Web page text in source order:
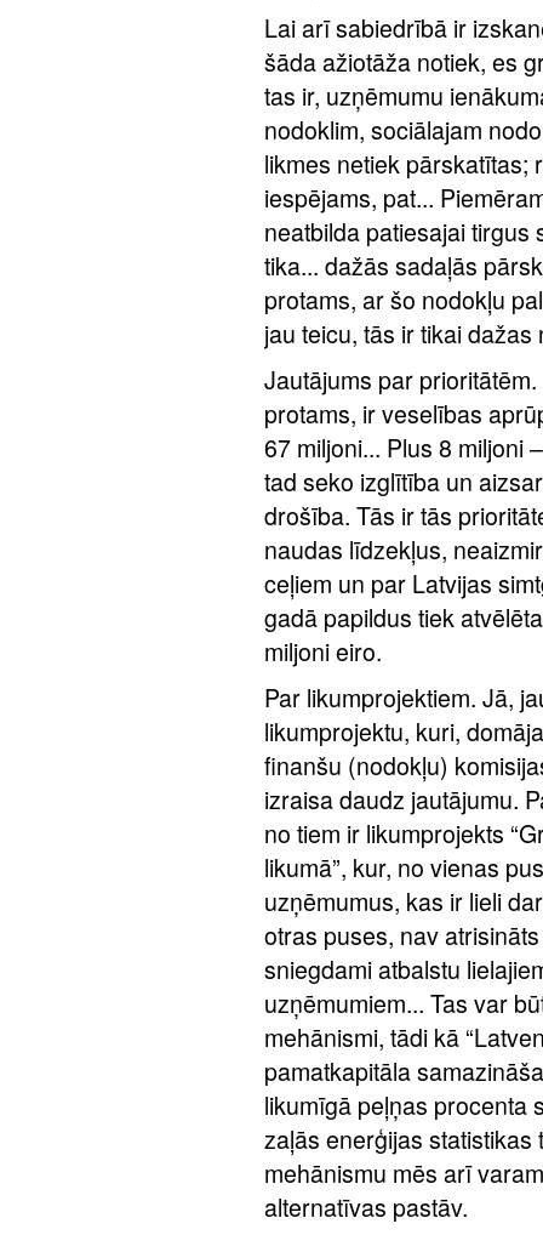
Lai arī sabiedrībā ir
šāda ažiotāža notiek, es
tas ir, uzņēmumu
nodoklim, sociālajam
likmes netiek pārskatītas;
iespējams, pat...
neatbilda patiesajai tirgus
tika... dažās sadaļās
protams, ar šo nodokļu
jau teicu, tās ir tikai dažas
Jautājums par
protams, ir veselības
67 miljoni... Plus 8 miljoni
tad seko izglītība un
drošība. Tās ir tās
naudas līdzekļus,
ceļiem un par Latvijas
gadā papildus tiek
miljoni eiro.
Par likumprojektiem. Jā,
likumprojektu, kuri,
finanšu (nodokļu)
izraisa daudz jautājumu.
no tiem ir likumprojekts
likumā”, kur, no vienas
uzņēmumus, kas ir lieli
otras puses, nav
sniegdami atbalstu
uzņēmumiem... Tas var
mehānismi, tādi kā
pamatkapitāla
likumīgā peļņas procenta
zaļās enerģijas
mehānismu mēs arī
alternatīvas pastāv.